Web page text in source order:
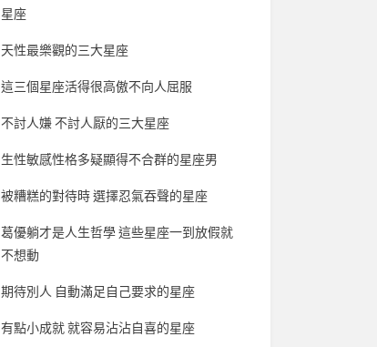
星座
天性最樂觀的三大星座
這三個星座活得很高傲不向人屈服
不討人嫌 不討人厭的三大星座
生性敏感性格多疑顯得不合群的星座男
被糟糕的對待時 選擇忍氣吞聲的星座
葛優躺才是人生哲學 這些星座一到放假就
不想動
期待別人 自動滿足自己要求的星座
有點小成就 就容易沾沾自喜的星座